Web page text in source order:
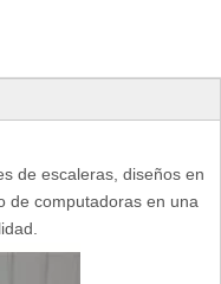
de escaleras, diseños en
de computadoras en una